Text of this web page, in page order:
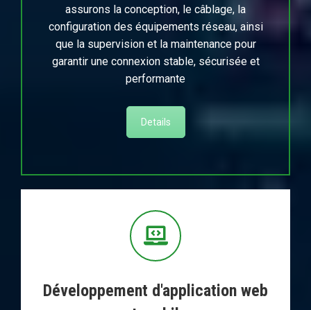
assurons la conception, le câblage, la
configuration des équipements réseau, ainsi
que la supervision et la maintenance pour
garantir une connexion stable, sécurisée et
performante
Details
Développement d'application web